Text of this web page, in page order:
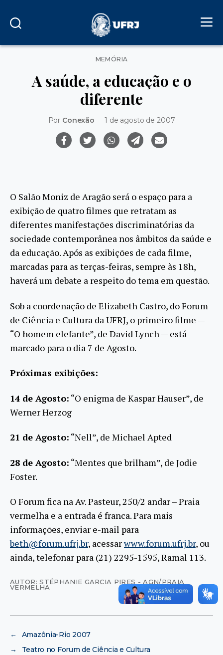
Categorias
MEMÓRIA
A saúde, a educação e o
diferente
Por Conexão 1 de agosto de 2007
O Salão Moniz de Aragão será o espaço para a
exibição de quatro filmes que retratam as
diferentes manifestações discriminatórias da
sociedade contemporânea nos âmbitos da saúde e
da educação. Após as exibições de cada filme,
marcadas para as terças-feiras, sempre às 18h,
haverá um debate a respeito do tema em questão.
Sob a coordenação de Elizabeth Castro, do Forum
de Ciência e Cultura da UFRJ, o primeiro filme —
“O homem elefante”, de David Lynch — está
marcado para o dia 7 de Agosto.
Próximas exibições:
14 de Agosto: “O enigma de Kaspar Hauser”, de
Werner Herzog
21 de Agosto: “Nell”, de Michael Apted
28 de Agosto: “Mentes que brilham”, de Jodie
Foster.
O Forum fica na Av. Pasteur, 250/2 andar – Praia
vermelha e a entrada é franca. Para mais
informações, enviar e-mail para
beth@forum.ufrj.br, acessarwww.forum.ufrj.br, ou
ainda, telefonar para (21) 2295-1595, Ramal 113.
AUTOR: STÉPHANIE GARCIA PIRES - AGN/PRAIA
VERMELHA
←
Amazônia-Rio 2007
→
Teatro no Forum de Ciência e Cultura